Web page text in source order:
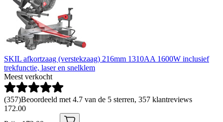
SKIL afkortzaag (verstekzaag) 216mm 1310AA 1600W inclusief
trekfunctie, laser en snelklem
Meest verkocht
(357)Beoordeeld met 4.7 van de 5 sterren, 357 klantreviews
172.00